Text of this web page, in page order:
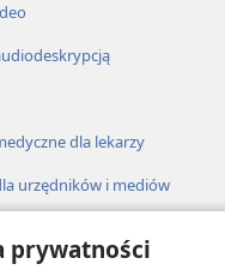
prywatności
dla lekarzy
urzędników i mediów